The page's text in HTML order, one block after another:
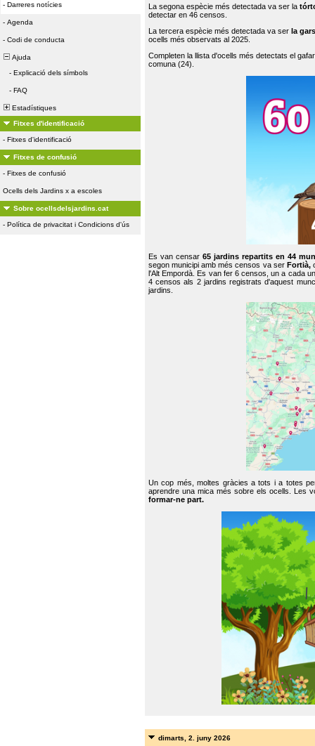
- Darreres notícies
- Agenda
- Codi de conducta
Ajuda
- Explicació dels símbols
- FAQ
Estadístiques
Fitxes d'identificació
- Fitxes d'identificació
Fitxes de confusió
- Fitxes de confusió
Ocells dels Jardins x a escoles
Sobre ocellsdelsjardins.cat
- Política de privacitat i Condicions d'ús
La segona espècie més detectada va ser la
detectar en 46 censos.
La tercera espècie més detectada va ser la
ocells més observats al 2025.
Completen la llista d'ocells més detectats el
comuna (24).
Es van censar65 jardins repartits en 44
segon municipi amb més censos va ser Fortià,
l'Alt Empordà. Es van fer 6 censos, un a cada
4 censos als 2 jardins registrats d'aquest
jardins.
Un cop més, moltes gràcies a tots i a totes
aprendre una mica més sobre els ocells. Les
formar-ne part.
dimarts, 2. juny 2026